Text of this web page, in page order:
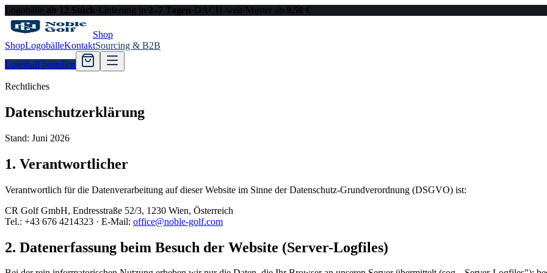
Logobälle ab 12 Stück· Lieferung in 2–7 Tagen· DACH-weit· Muster ab 9,50 €
Shop
ShopLogobälleKontaktSourcing & B2B
Logoball bestellen
Rechtliches
Datenschutzerklärung
Stand: Juni 2026
1. Verantwortlicher
Verantwortlich für die Datenverarbeitung auf dieser Website im Sinne der Datenschutz-Grundverordnung (DSGVO) ist:
CR Golf GmbH, Endresstraße 52/3, 1230 Wien, Österreich
Tel.: +43 676 4214323 · E-Mail: office@noble-golf.com
2. Datenerfassung beim Besuch der Website (Server-Logfiles)